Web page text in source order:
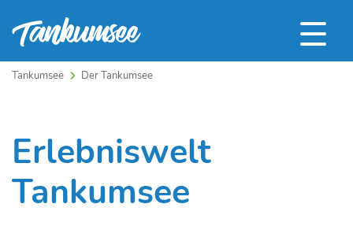
Tankumsee Der Tankumsee
Erlebniswelt
Tankumsee